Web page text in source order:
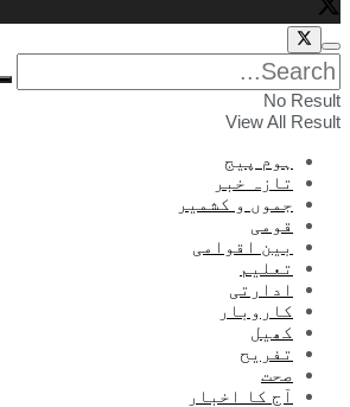
No Result
View All Result
ہوم پیج
تازہ خبر
جموں و کشمیر
قومی
بین اقوامی
تعلیم
ادارتی
کاروبار
کھیل
تفریح
صحت
آج کا اخبار